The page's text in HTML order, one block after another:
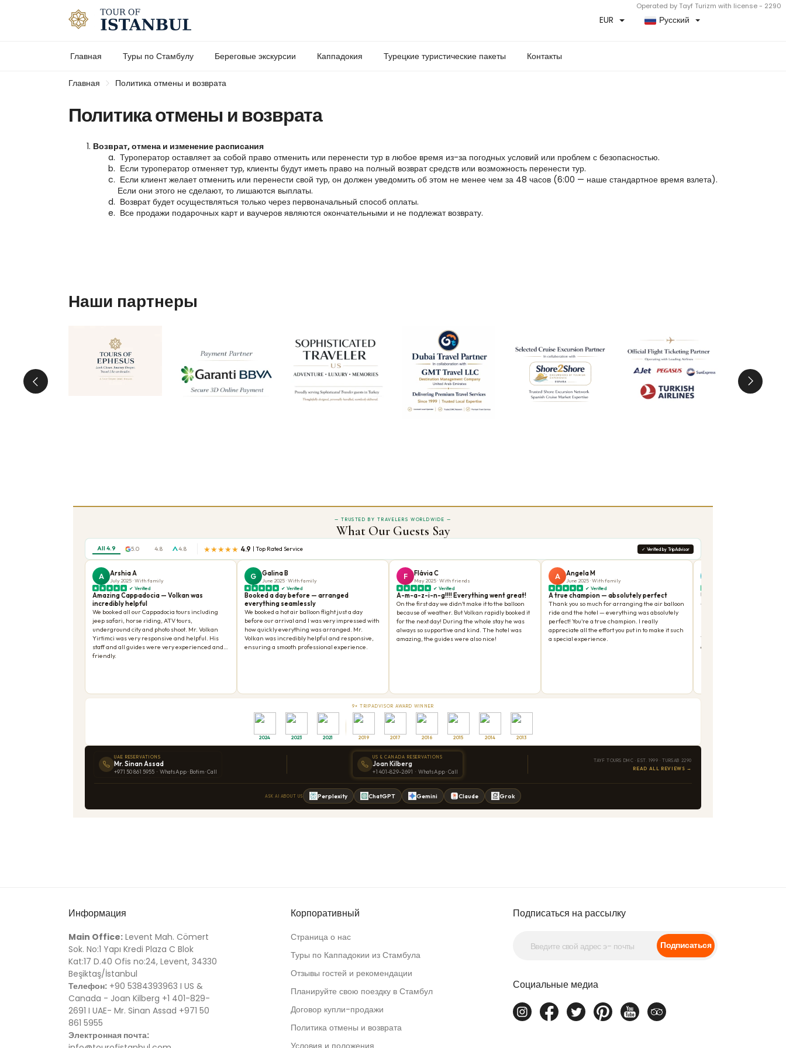
Operated by Tayf Turizm with license - 2290
EUR Русский
Главная Туры по Стамбулу Береговые экскурсии Каппадокия Турецкие туристические пакеты Контакты
Главная Политика отмены и возврата
Политика отмены и возврата
Возврат, отмена и изменение расписания
Туроператор оставляет за собой право отменить или перенести тур в любое время из-за погодных условий или проблем с безопасностью.
Если туроператор отменяет тур, клиенты будут иметь право на полный возврат средств или возможность перенести тур.
Если клиент желает отменить или перенести свой тур, он должен уведомить об этом не менее чем за 48 часов (6:00 — наше стандартное время взлета).
Если они этого не сделают, то лишаются выплаты.
Возврат будет осуществляться только через первоначальный способ оплаты.
Все продажи подарочных карт и ваучеров являются окончательными и не подлежат возврату.
Наши партнеры
Информация
Main Office: Levent Mah. Cömert
Sok. No:1 Yapı Kredi Plaza C Blok
Kat:17 D.40 Ofis no:24, Levent, 34330
Beşiktaş/İstanbul
Телефон: +90 5384393963 I US &
Canada - Joan Kilberg +1 401-829-
2691 I UAE- Mr. Sinan Assad +971 50
861 5955
Электронная почта:
Корпоративный
Страница о нас
Туры по Каппадокии из Стамбула
Отзывы гостей и рекомендации
Планируйте свою поездку в Стамбул
Договор купли-продажи
Политика отмены и возврата
Подписаться на рассылку
Подписаться
Социальные медиа